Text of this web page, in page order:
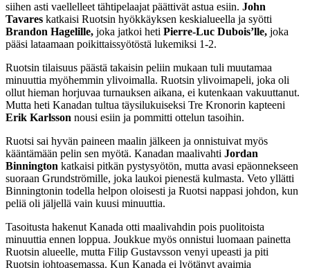
siihen asti vaellelleet tähtipelaajat päättivät astua esiin. John
Tavares katkaisi Ruotsin hyökkäyksen keskialueella ja syötti
Brandon Hagelille, joka jatkoi heti Pierre-Luc Dubois’lle, joka
pääsi lataamaan poikittaissyötöstä lukemiksi 1-2.
Ruotsin tilaisuus päästä takaisin peliin mukaan tuli muutamaa
minuuttia myöhemmin ylivoimalla. Ruotsin ylivoimapeli, joka oli
ollut hieman horjuvaa turnauksen aikana, ei kutenkaan vakuuttanut.
Mutta heti Kanadan tultua täysilukuiseksi Tre Kronorin kapteeni
Erik Karlsson nousi esiin ja pommitti ottelun tasoihin.
Ruotsi sai hyvän paineen maalin jälkeen ja onnistuivat myös
kääntämään pelin sen myötä. Kanadan maalivahti Jordan
Binnington katkaisi pitkän pystysyötön, mutta avasi epäonnekseen
suoraan Grundströmille, joka laukoi pienestä kulmasta. Veto yllätti
Binningtonin todella helpon oloisesti ja Ruotsi nappasi johdon, kun
peliä oli jäljellä vain kuusi minuuttia.
Tasoitusta hakenut Kanada otti maalivahdin pois puolitoista
minuuttia ennen loppua. Joukkue myös onnistui luomaan painetta
Ruotsin alueelle, mutta Filip Gustavsson venyi upeasti ja piti
Ruotsin johtoasemassa. Kun Kanada ei lyötänyt avaimia